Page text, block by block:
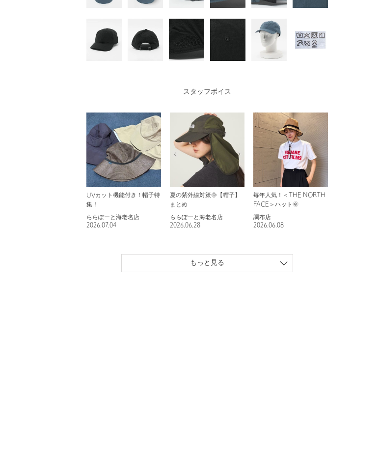
スタッフボイス
UVカット機能付き！帽子特
集！
ららぽーと海老名店
2026.07.04
夏の紫外線対策🌞【帽子】
まとめ
ららぽーと海老名店
2026.06.28
毎年人気！＜THE NORTH
FACE＞ハット🌞
調布店
2026.06.08
もっと見る